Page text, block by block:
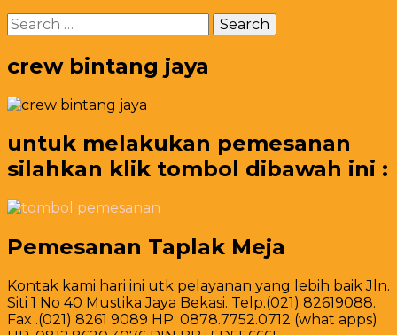
Search
for:
crew bintang jaya
untuk melakukan pemesanan
silahkan klik tombol dibawah ini :
Pemesanan Taplak Meja
Kontak kami hari ini utk pelayanan yang lebih baik Jln.
Siti 1 No 40 Mustika Jaya Bekasi. Telp.(021) 82619088.
Fax .(021) 8261 9089 HP. 0878.7752.0712 (what apps)